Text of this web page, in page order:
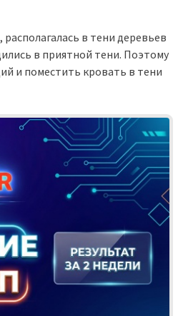
в тени деревьев
в приятной тени. Поэтому
и поместить кровать в тени